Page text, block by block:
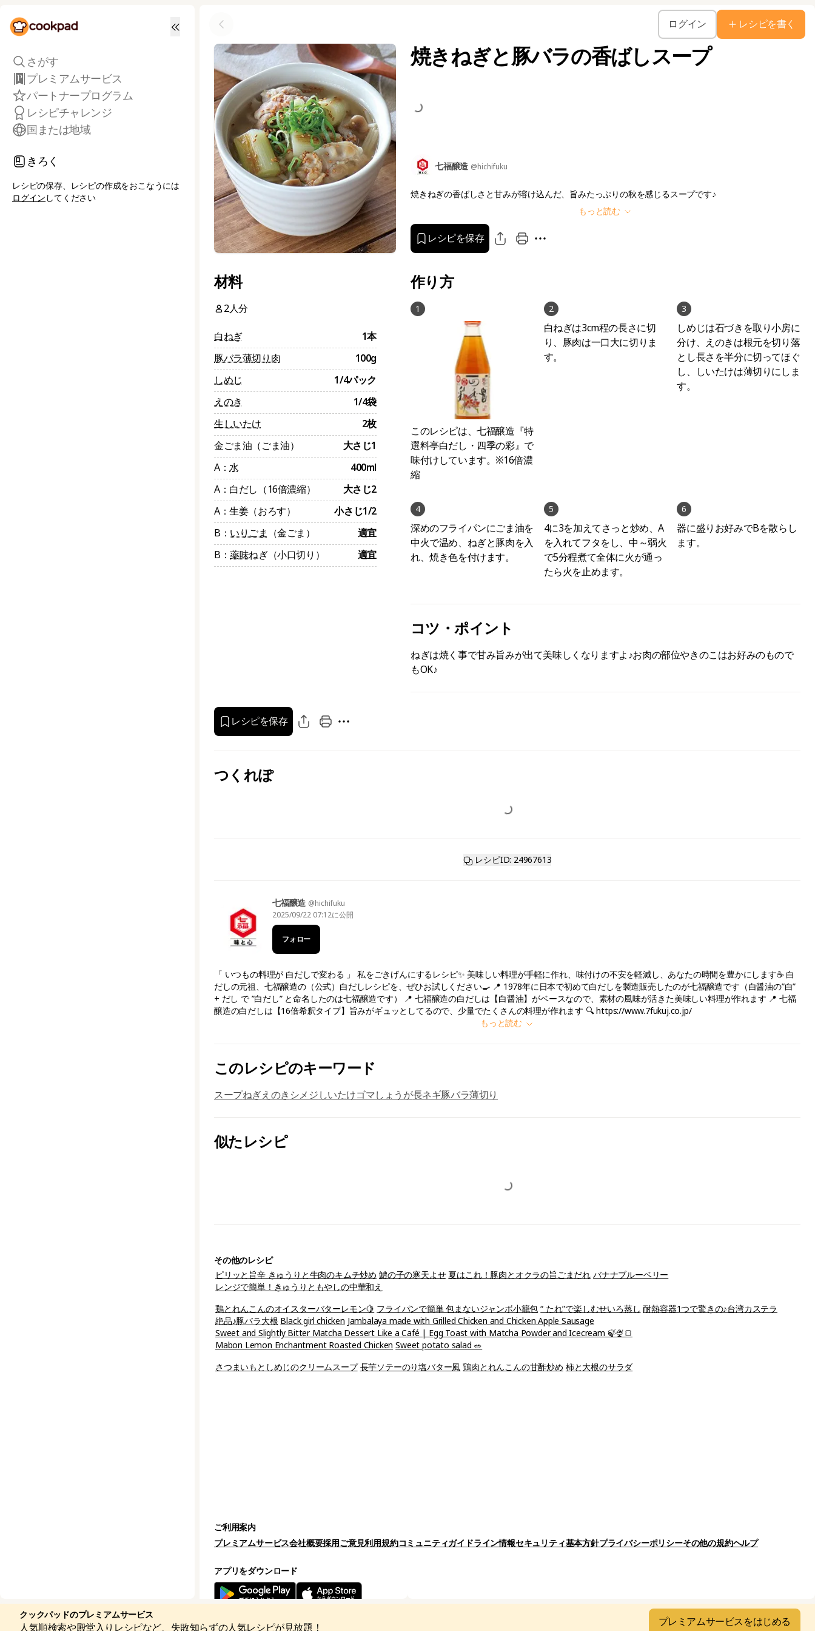
さがす
プレミアムサービス
レシピチャレンジ
パートナープログラム
国または地域
きろく
レシピの保存、レシピの作成をおこなうには
ログイン してください
ログイン レシピを書く
焼きねぎと豚バラの香ばしスープ
七福醸造 @hichifuku
焼きねぎの香ばしさと甘みが溶け込んだ、旨みたっぷりの秋を感じるスープです♪
もっと読む
レシピを保存
材料
2人分
白ねぎ
1本
豚バラ薄切り肉
100g
しめじ
1/4パック
えのき
1/4袋
生しいたけ
2枚
金ごま油（ごま油）
大さじ1
A：水
400ml
A：白だし（16倍濃縮）
大さじ2
A：生姜（おろす）
小さじ1/2
B： いりごま （金ごま）
適宜
B：薬味ねぎ（小口切り） 適宜
作り方
1
このレシピは、七福醸造『特
選料亭白だし・四季の彩』で
味付けしています。※16倍濃
縮
2
白ねぎは3cm程の長さに切
り、豚肉は一口大に切りま
す。
3
しめじは石づきを取り小房に
分け、えのきは根元を切り落
とし長さを半分に切ってほぐ
し、しいたけは薄切りにしま
す。
4
深めのフライパンにごま油を
中火で温め、ねぎと豚肉を入
れ、焼き色を付けます。
5
4に3を加えてさっと炒め、A
を入れてフタをし、中～弱火
で5分程煮て全体に火が通っ
たら火を止めます。
6
器に盛りお好みでBを散らし
ます。
コツ・ポイント
ねぎは焼く事で甘み旨みが出て美味しくなりますよ♪お肉の部位やきのこはお好みのもので
もOK♪
レシピを保存
つくれぽ
レシピID: 24967613
七福醸造 @hichifuku
2025/09/22 07:12に公開
フォロー
「 いつもの料理が 白だしで変わる 」 私をごきげんにするレシピ✨ 美味しい料理が手軽に作れ、味付けの不安を軽減し、あなたの時間を豊かにします☕ 白
だしの元祖、七福醸造の（公式）白だしレシピを、ぜひお試しください🍳 📍 1978年に日本で初めて白だしを製造販売したのが七福醸造です（白醤油の”白”
+ だし で ”白だし” と命名したのは七福醸造です） 📍 七福醸造の白だしは【白醤油】がベースなので、素材の風味が活きた美味しい料理が作れます 📍 七福
醸造の白だしは【16倍希釈タイプ】旨みがギュッとしてるので、少量でたくさんの料理が作れます 🔍 https://www.7fukuj.co.jp/
もっと読む
このレシピのキーワード
スープねぎえのき シメジしいたけゴマしょうが長ネギ豚バラ薄切り
似たレシピ
その他のレシピ
ピリッと旨辛 きゅうりと牛肉のキムチ炒め 鱧の子の寒天よせ 夏はこれ！豚肉とオクラの旨ごまだれ バナナブルーベリー
レンジで簡単！きゅうりともやしの中華和え
鶏とれんこんのオイスターバターレモン🍋 フライパンで簡単 包まないジャンボ小籠包 “ たれ”で楽しむせいろ蒸し 耐熱容器1つで驚きの♪台湾カステラ
絶品♪豚バラ大根 Black girl chicken Jambalaya made with Grilled Chicken and Chicken Apple Sausage
Sweet and Slightly Bitter Matcha Dessert Like a Café | Egg Toast with Matcha Powder and Icecream 🍃🍨🍞
Mabon Lemon Enchantment Roasted Chicken Sweet potato salad 🥗
さつまいもとしめじのクリームスープ 長芋ソテーのり塩バター風 鶏肉とれんこんの甘酢炒め 柿と大根のサラダ
ご利用案内
プレミアムサービス会社概要採用ご意見利用規約コミュニティガイドライン情報セキュリティ基本方針プライバシーポリシーその他の規約ヘルプ
アプリをダウンロード
クックパッドのプレミアムサービス
人気順検索や殿堂入りレシピなど、失敗知らずの人気レシピが見放題！ プレミアムサービスをはじめる